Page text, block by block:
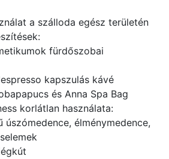
a szálloda egész területén
fürdőszobai
kapszulás kávé
és Anna Spa Bag
korlátlan használata:
élménymedence,